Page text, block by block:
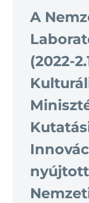
A
(2022-